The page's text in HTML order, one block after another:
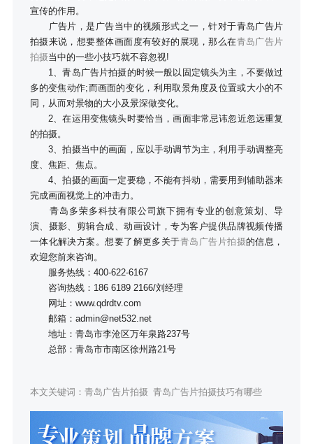
宣传的作用。
广告片，是广告当中的视频形式之一，针对于青岛广告片
拍摄来说，想要整体画面度有较好的展现，那么在青岛广告片
拍摄当中的一些小技巧就不容忽视!
1、青岛广告片拍摄的时候一般以固定镜头为主，不要做过
多的变焦动作;而画面的变化，利用取景角度及位置或大小的不
同，从而对景物的大小及景深做变化。
2、在运用变焦镜头时要恰当，画面非常忌讳忽近忽远重复
的拍摄。
3、拍摄当中的画面，应以手动调节为主，利用手动调整亮
度、焦距、焦点。
4、拍摄的画面一定要稳，不能有抖动，需要用到辅助器来
完成画面视觉上的冲击力。
青岛多荣多科技有限公司旗下拥有专业的创意策划、导
演、摄影、剪辑合成、动画设计，专为客户提供品牌视频传播
一体化解决方案。想要了解更多关于青岛广告片拍摄的信息，
欢迎您前来咨询。
服务热线：400-622-6167
咨询热线：186 6189 2166/刘经理
网址：www.qdrdtv.com
邮箱：admin@net532.net
地址：青岛市李沧区万年泉路237号
总部：青岛市市南区徐州路21号
本文关键词： 青岛广告片拍摄 青岛广告片拍摄技巧有哪些